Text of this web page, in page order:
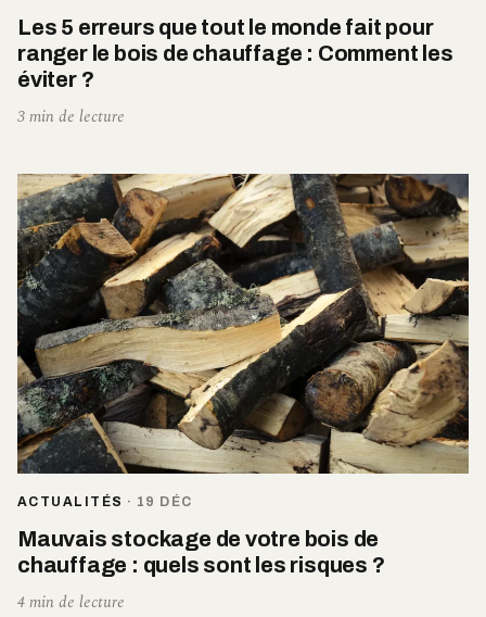
Les 5 erreurs que tout le monde fait pour
ranger le bois de chauffage : Comment les
éviter ?
3 min de lecture
ACTUALITÉS · 19 DÉC
Mauvais stockage de votre bois de
chauffage : quels sont les risques ?
4 min de lecture